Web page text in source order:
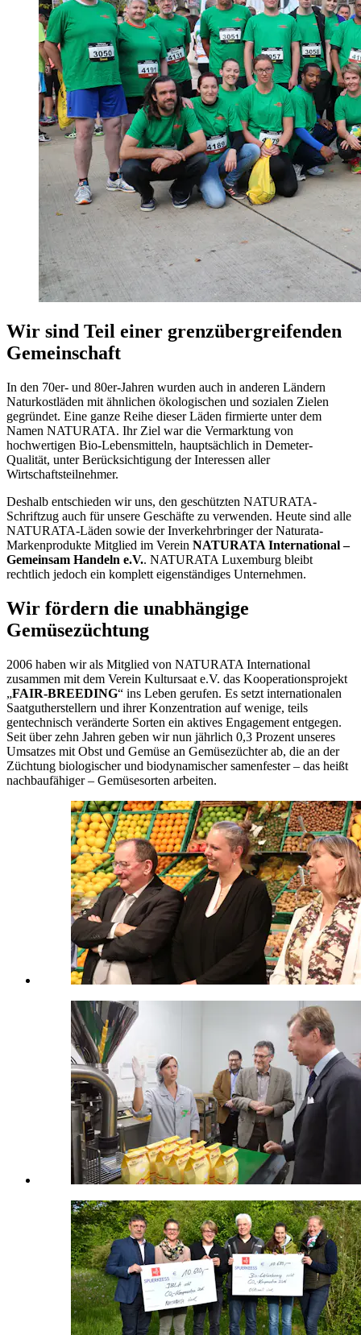
Wir sind Teil einer grenzübergreifenden
Gemeinschaft
In den 70er- und 80er-Jahren wurden auch in anderen Ländern
Naturkostläden mit ähnlichen ökologischen und sozialen Zielen
gegründet. Eine ganze Reihe dieser Läden firmierte unter dem
Namen NATURATA. Ihr Ziel war die Vermarktung von
hochwertigen Bio-Lebensmitteln, hauptsächlich in Demeter-
Qualität, unter Berücksichtigung der Interessen aller
Wirtschaftsteilnehmer.
Deshalb entschieden wir uns, den geschützten NATURATA-
Schriftzug auch für unsere Geschäfte zu verwenden. Heute sind alle
NATURATA-Läden sowie der Inverkehrbringer der Naturata-
Markenprodukte Mitglied im Verein NATURATA International –
Gemeinsam Handeln e.V.. NATURATA Luxemburg bleibt
rechtlich jedoch ein komplett eigenständiges Unternehmen.
Wir fördern die unabhängige
Gemüsezüchtung
2006 haben wir als Mitglied von NATURATA International
zusammen mit dem Verein Kultursaat e.V. das Kooperationsprojekt
„FAIR-BREEDING“ ins Leben gerufen. Es setzt internationalen
Saatgutherstellern und ihrer Konzentration auf wenige, teils
gentechnisch veränderte Sorten ein aktives Engagement entgegen.
Seit über zehn Jahren geben wir nun jährlich 0,3 Prozent unseres
Umsatzes mit Obst und Gemüse an Gemüsezüchter ab, die an der
Züchtung biologischer und biodynamischer samenfester – das heißt
nachbaufähiger – Gemüsesorten arbeiten.